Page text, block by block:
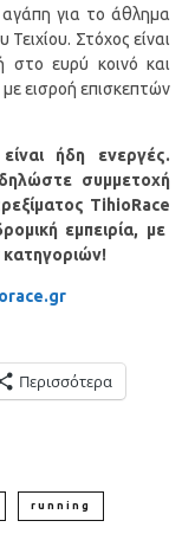
αγάπη για το άθλημα
Στόχος είναι
ευρύ κοινό και
εισροή επισκεπτών
ήδη ενεργές.
συμμετοχή
TihioRace
εμπειρία, με
.gr
Περισσότερα
running